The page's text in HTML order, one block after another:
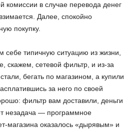
комиссии в случае перевода денег
Далее, спокойно
покупку.
себе типичную ситуацию из жизни,
скажем, сетевой фильтр, и из-за
бегать по магазином, а купили
за него по своей
фильтр вам доставили, деньги
незадача — программное
магазина оказалось «дырявым» и